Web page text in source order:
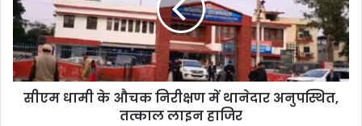
सीएम धामी के औचक निरीक्षण में थानेदार अनुपस्थित,
तत्काल लाइन हाजिर